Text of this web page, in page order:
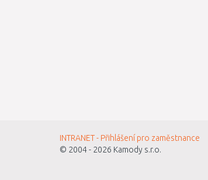
INTRANET - Přihlášení pro zaměstnance
© 2004 - 2026 Kamody s.r.o.